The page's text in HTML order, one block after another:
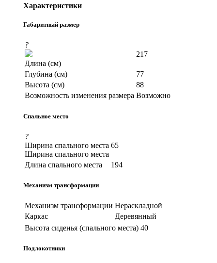
Характеристики
Габаритный размер
?
Длина (см)
217
Глубина (см)
77
Высота (см)
88
Возможность изменения размера Возможно
Спальное место
?
Ширина спального места
Ширина спального места
65
Длина спального места 194
Механизм трансформации
Механизм трансформации Нераскладной
Каркас
Деревянный
Высота сиденья (спального места) 40
Подлокотники